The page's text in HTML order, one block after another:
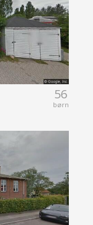
56
børn